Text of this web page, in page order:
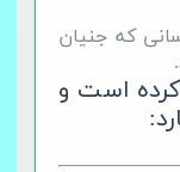
که جنیان
است و